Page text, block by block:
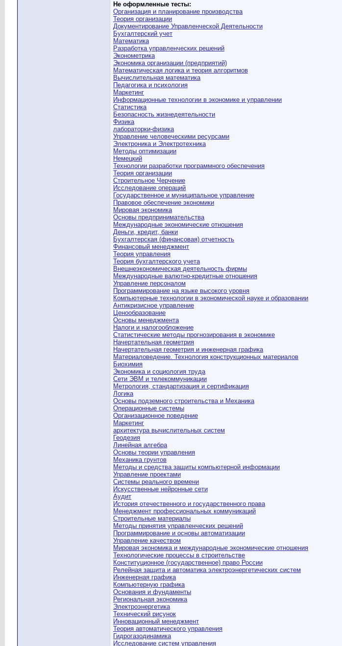
Не оформленные тесты:
Организация и планирование производства
Теория организации
Документирование Управленческой Деятельности
Бухгалтерский учет
Математика
Разработка управленческих решений
Эконометрика
Экономика организации (предприятий)
Математическая логика и теория алгоритмов
Вычислительная математика
Педагогика и психология
Маркетинг
Информационные технологии в экономике и управлении
Статистика
Безопасность жизнедеятельности
Физика
лабораторки-физика
Управление человеческими ресурсами
Электроника и Электротехника
Методы оптимизации
Немецкий
Технологии разработки программного обеспечения
Теория организации
Строительное Черчение
Исследование операций
Государственное и муниципальное управление
Правовое обеспечение экономики
Мировая экономика
Основы предпринимательства
Международные экономические отношения
Деньги, кредит, банки
Бухгалтерская (финансовая) отчетность
Финансовый менеджмент
Теория управления
Теория бухгалтерского учета
Внешнеэкономическая деятельность фирмы
Международные валютно-кредитные отношения
Управление персоналом
Программирование на языке высокого уровня
Компьютерные технологии в экономической науке и образовании
Антикризисное управление
Ценообразование
Основы менеджмента
Налоги и налогообложение
Статистические методы прогнозирования в экономике
Начертательная геометрия
Начертательная геометрия и инженерная графика
Материаловедение. Технология конструкционных материалов
Биохимия
Экономика и социология труда
Сети ЭВМ и телекоммуникации
Метрология, стандартизация и сертификация
Логика
Основы подземного строительства и Механика
Операционные системы
Организационное поведение
Маркетинг
архитектура вычислительных систем
Геодезия
Линейная алгебра
Основы теории управления
Механика грунтов
Методы и средства защиты компьютерной информации
Управление проектами
Системы реального времени
Искусственные нейронные сети
Аудит
История отечественного и государственного права
Менеджмент профессиональных коммуникаций
Строительные материалы
Методы принятия управленческих решений
Программирование и основы автоматизации
Управление качеством
Мировая экономика и международные экономические отношения
Технологические процессы в строительстве
Конституционное (государственное) право России
Релейная защита и автоматика электроэнергетических систем
Инженерная графика
Компьютерную графика
Основания и фундаменты
Региональная экономика
Электроэнергетика
Технический рисунок
Инновационный менеджмент
Теория автоматического управления
Гидрогазодинамика
Исследование систем управления